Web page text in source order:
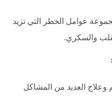
عوامل الخطر التي تزيد
والسكري.
وعلاج العديد من المشاكل